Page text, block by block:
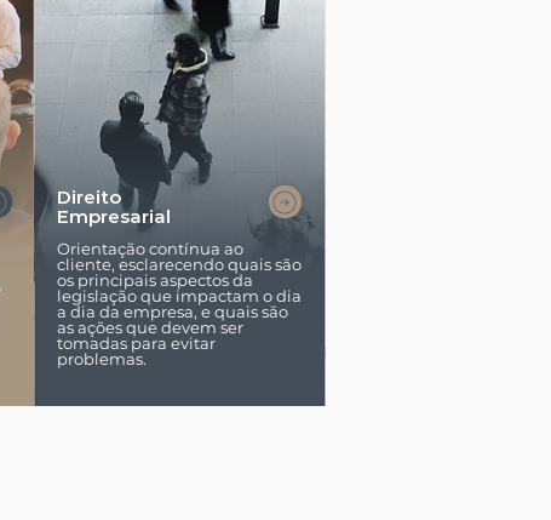
Direito
Empresarial
Orientação contínua ao
cliente, esclarecendo quais são
os principais aspectos da
legislação que impactam o dia
a dia da empresa, e quais são
as ações que devem ser
tomadas para evitar
problemas.